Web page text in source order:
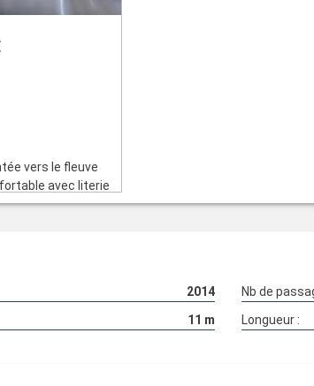
vers le fleuve
avec literie
une vue
avec douche à
et penderie
2014 Nb de
11 m Longueur :